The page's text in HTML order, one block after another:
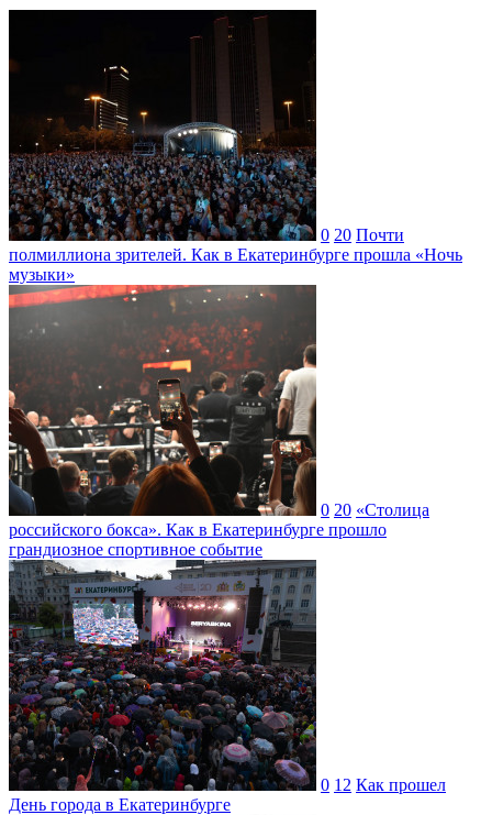
0 20 Почти
полмиллиона зрителей. Как в Екатеринбурге прошла «Ночь
музыки»
0 20 «Столица
российского бокса». Как в Екатеринбурге прошло
грандиозное спортивное событие
0 12 Как прошел
День города в Екатеринбурге